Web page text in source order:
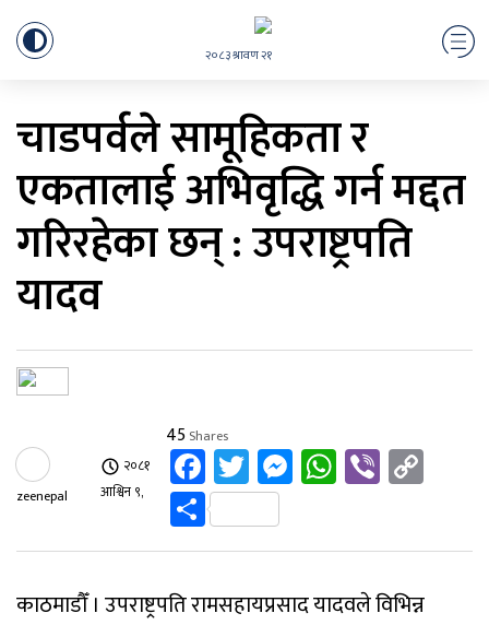
२०८३ श्रावण २१
चाडपर्वले सामूहिकता र
एकतालाई अभिवृद्धि गर्न मद्दत
गरिरहेका छन् : उपराष्ट्रपति
यादव
zeenepal
२०८१
आश्विन ९,
45 Shares
Facebook
Twitter
Messenger
WhatsApp
Viber
Link
Share
काठमाडौँ । उपराष्ट्रपति रामसहायप्रसाद यादवले विभिन्न